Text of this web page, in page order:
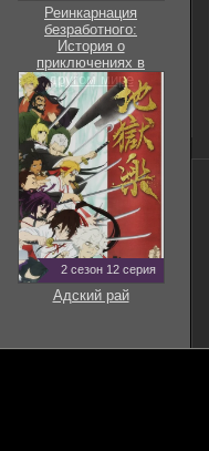
Реинкарнация
безработного:
История о
приключениях в
другом мире
2 сезон 12 серия
Адский рай